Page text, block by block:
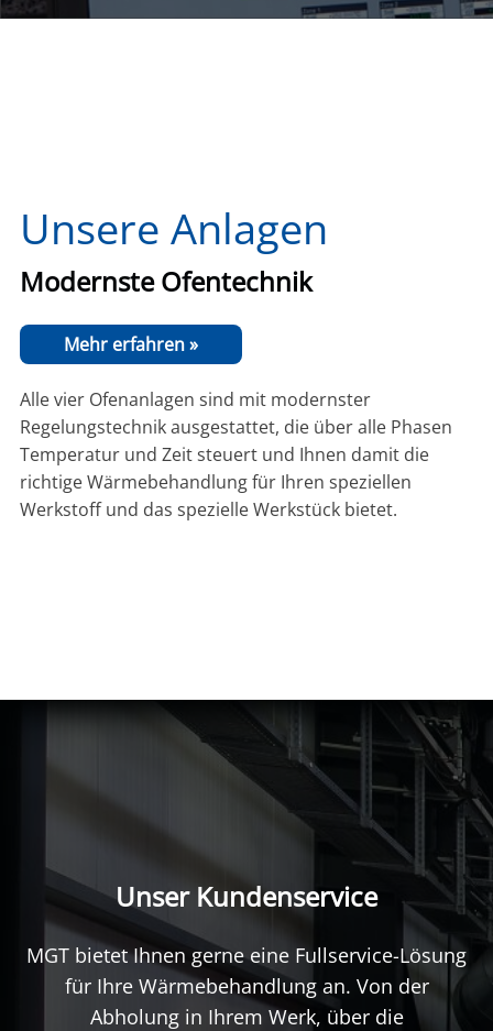
Unsere Anlagen
Modernste Ofentechnik
Mehr erfahren »
Alle vier Ofenanlagen sind mit modernster
Regelungstechnik ausgestattet, die über alle Phasen
Temperatur und Zeit steuert und Ihnen damit die
richtige Wärmebehandlung für Ihren speziellen
Werkstoff und das spezielle Werkstück bietet.
Unser Kundenservice
MGT bietet Ihnen gerne eine Fullservice-Lösung
für Ihre Wärmebehandlung an. Von der
Abholung in Ihrem Werk, über die